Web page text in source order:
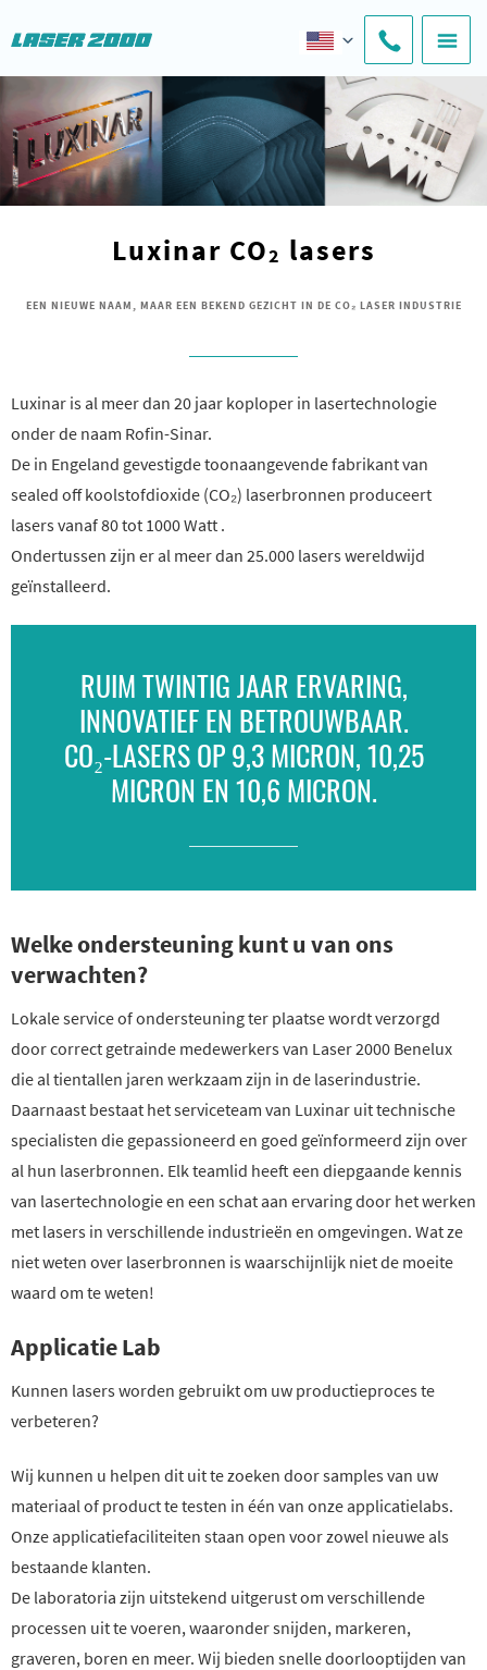
Luxinar CO2 lasers
EEN NIEUWE NAAM, MAAR EEN BEKEND GEZICHT IN DE CO₂ LASER INDUSTRIE
Luxinar is al meer dan 20 jaar koploper in lasertechnologie
onder de naam Rofin-Sinar.
De in Engeland gevestigde toonaangevende fabrikant van
sealed off koolstofdioxide (CO₂) laserbronnen produceert
lasers vanaf 80 tot 1000 Watt .
Ondertussen zijn er al meer dan 25.000 lasers wereldwijd
geïnstalleerd.
RUIM TWINTIG JAAR ERVARING,
INNOVATIEF EN BETROUWBAAR.
CO₂-LASERS OP 9,3 MICRON, 10,25
MICRON EN 10,6 MICRON.
Welke ondersteuning kunt u van ons
verwachten?
Lokale service of ondersteuning ter plaatse wordt verzorgd
door correct getrainde medewerkers van Laser 2000 Benelux
die al tientallen jaren werkzaam zijn in de laserindustrie.
Daarnaast bestaat het serviceteam van Luxinar uit technische
specialisten die gepassioneerd en goed geïnformeerd zijn over
al hun laserbronnen. Elk teamlid heeft een diepgaande kennis
van lasertechnologie en een schat aan ervaring door het werken
met lasers in verschillende industrieën en omgevingen. Wat ze
niet weten over laserbronnen is waarschijnlijk niet de moeite
waard om te weten!
Applicatie Lab
Kunnen lasers worden gebruikt om uw productieproces te
verbeteren?
Wij kunnen u helpen dit uit te zoeken door samples van uw
materiaal of product te testen in één van onze applicatielabs.
Onze applicatiefaciliteiten staan open voor zowel nieuwe als
bestaande klanten.
De laboratoria zijn uitstekend uitgerust om verschillende
processen uit te voeren, waaronder snijden, markeren,
graveren, boren en meer. Wij bieden snelle doorlooptijden van